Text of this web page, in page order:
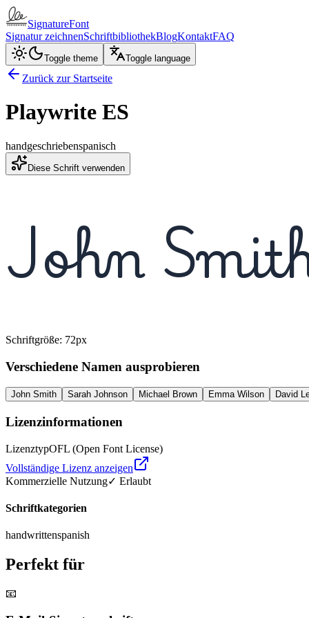
SignatureFont
Signatur zeichnenSchriftbibliothekBlogKontaktFAQ
Toggle theme Toggle language
Zurück zur Startseite
Playwrite ES
handgeschriebenspanisch
Diese Schrift verwenden
John
Schriftgröße: 72px
Verschiedene Namen ausprobieren
John Smith Sarah Johnson Michael Brown Emma Wilson David
Lizenzinformationen
LizenztypOFL (Open Font License)
Vollständige Lizenz anzeigen
Kommerzielle Nutzung✓ Erlaubt
Schriftkategorien
handwrittenspanish
Perfekt für
📧